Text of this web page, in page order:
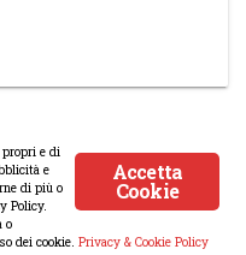
- Tutti i diritti riservati.
Accetta
Cookie
e di
e
di più o
Policy.
o
dei cookie. Privacy & Cookie Policy